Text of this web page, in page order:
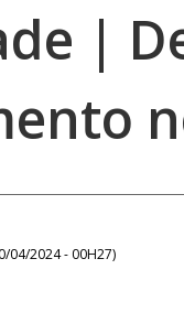
|
04/2024 - 00H27)